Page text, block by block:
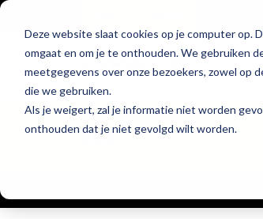
Deze website slaat cookies op je computer op.
omgaat en om je te onthouden. We gebruiken
meetgegevens over onze bezoekers, zowel op
die we gebruiken.
Als je weigert, zal je informatie niet worden
onthouden dat je niet gevolgd wilt worden.
Blog